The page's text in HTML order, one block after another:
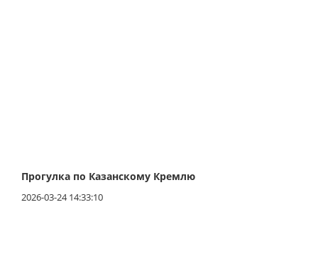
Прогулка по Казанскому Кремлю
2026-03-24 14:33:10